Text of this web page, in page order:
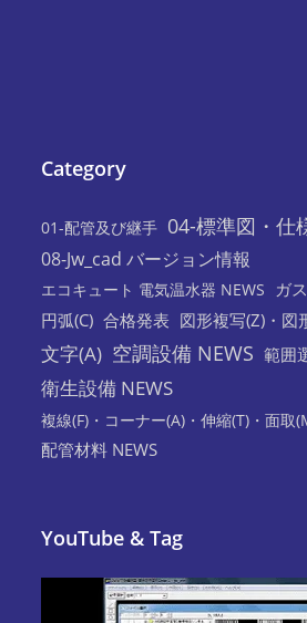
Category
01-配管及び継手 04-標準図・仕
08-Jw_cad バージョン情報
エコキュート 電気温水器 NEWS
ガ
円弧(C) 合格発表 図形複写(Z)・図
文字(A) 空調設備 NEWS 範囲
衛生設備 NEWS
複線(F)・コーナー(A)・伸縮(T)・面取
配管材料 NEWS
YouTube & Tag